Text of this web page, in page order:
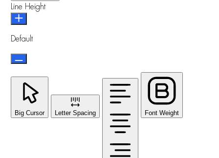
Line Height
Default
Big Cursor Letter Spacing Font Weight